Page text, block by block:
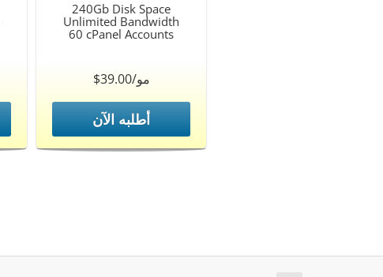
240Gb Disk Space
Unlimited Bandwidth
60 cPanel Accounts
$39.00/مو
أطلبه الآن